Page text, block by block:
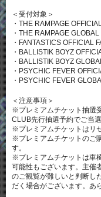
＜受付対象＞
・THE RAMPAGE
・THE RAMPAGE
・FANTASTICS OFFICIAL
・BALLISTIK BOYZ
・BALLISTIK BOYZ
・PSYCHIC FEVER
・PSYCHIC FEVER
＜注意事項＞
※プレミアムチケット抽選
CLUB先行抽選予約でご当
※プレミアムチケットはリ
※プレミアムチケットのご
す。
※プレミアムチケットは車
可能性もございます。主催
のご観覧が難しいと判断し
だく場合がございます。あ